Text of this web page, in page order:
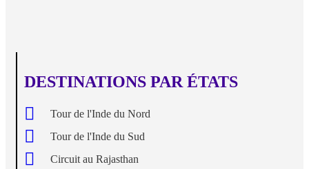
DESTINATIONS PAR ÉTATS
Tour de l'Inde du Nord
Tour de l'Inde du Sud
Circuit au Rajasthan